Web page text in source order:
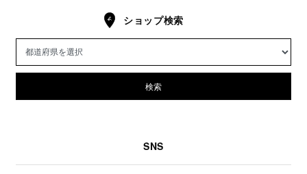
ショップ検索
検索
SNS